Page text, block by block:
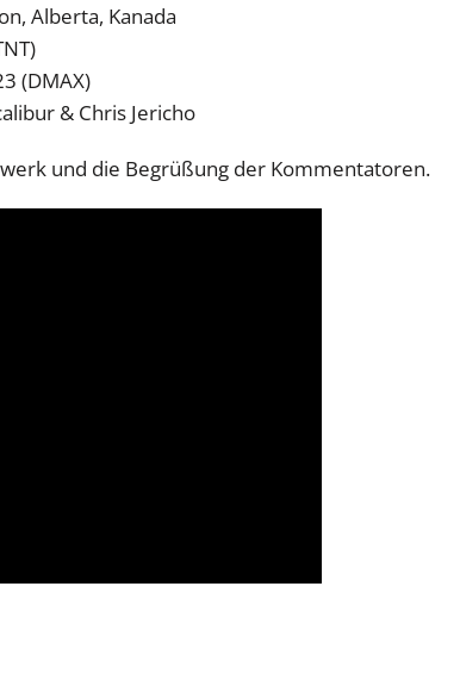
Alberta, Kanada
(DMAX)
& Chris Jericho
und die Begrüßung der Kommentatoren.